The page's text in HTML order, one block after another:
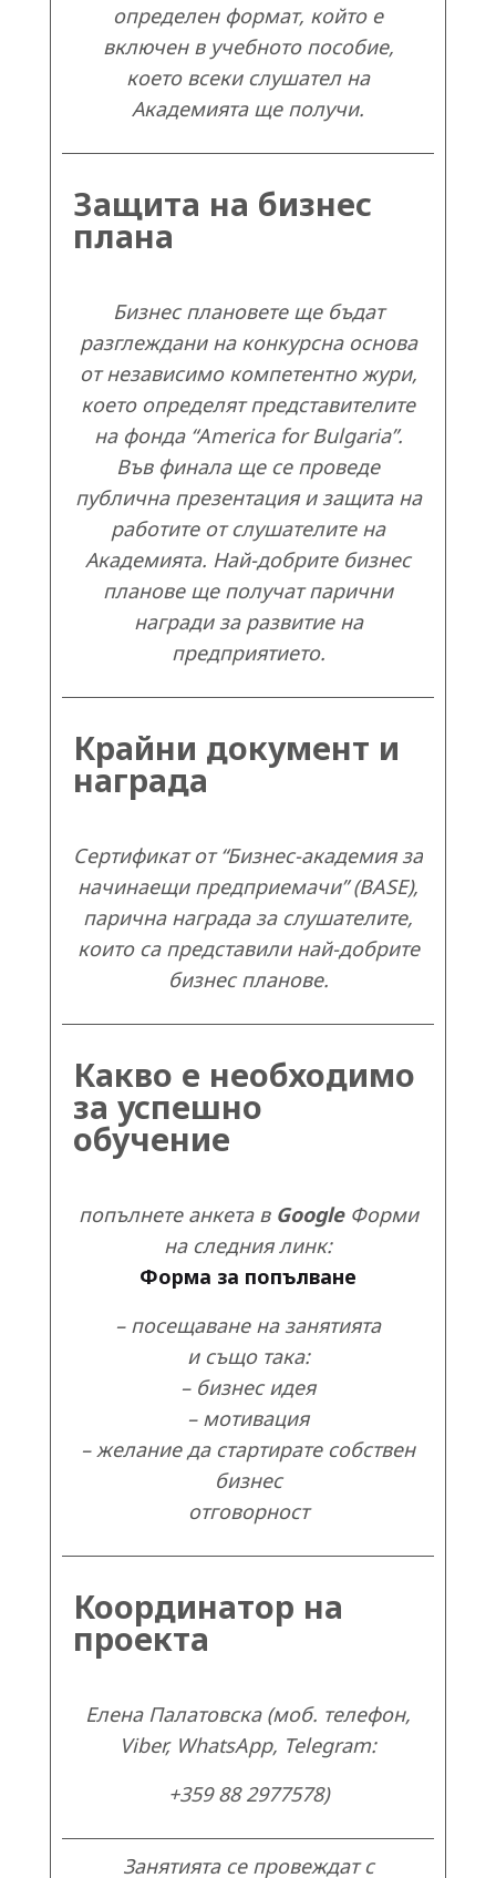
определен формат, който е
включен в учебното пособие,
което всеки слушател на
Академията ще получи.
Защита на бизнес
плана
Бизнес плановете ще бъдат
разглеждани на конкурсна основа
от независимо компетентно жури,
което определят представителите
на фонда “America for Bulgaria”.
Във финала ще се проведе
публична презентация и защита на
работите от слушателите на
Академията. Най-добрите бизнес
планове ще получат парични
награди за развитие на
предприятието.
Крайни документ и
награда
Сертификат от “Бизнес-академия за
начинаещи предприемачи” (BASE),
парична награда за слушателите,
които са представили най-добрите
бизнес планове.
Какво е необходимо
за успешно
обучение
попълнете анкета в GoogleФорми
на следния линк:
Форма за попълване
– посещаване на занятията
и също така:
– бизнес идея
– мотивация
– желание да стартирате собствен
бизнес
отговорност
Координатор на
проекта
Елена Палатовска (моб. телефон,
Viber, WhatsApp, Telegram:
+359 88 2977578)
Занятията се провеждат с